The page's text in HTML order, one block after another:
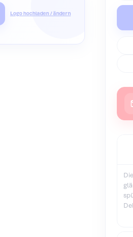
Logo hochladen / ändern